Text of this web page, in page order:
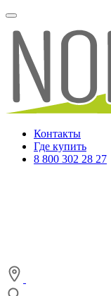
Контакты
Где купить
8 800 302 28 27